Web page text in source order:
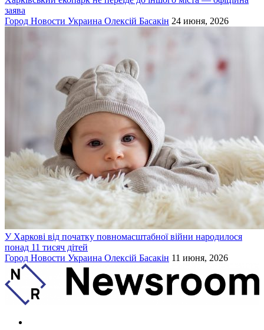
заява
Город Новости Украина Олексій Басакін 24 июня, 2026
У Харкові від початку повномасштабної війни народилося
понад 11 тисяч дітей
Город Новости Украина Олексій Басакін 11 июня, 2026